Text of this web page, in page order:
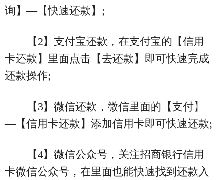
询】—【快速还款】;
【2】支付宝还款，在支付宝的【信用
卡还款】里面点击【去还款】即可快速完成
还款操作;
【3】微信还款，微信里面的【支付】
—【信用卡还款】添加信用卡即可快速还款;
【4】微信公众号，关注招商银行信用
卡微信公众号，在里面也能快速找到还款入